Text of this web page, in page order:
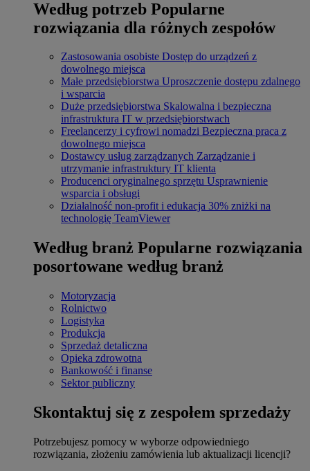
Według potrzeb Popularne
rozwiązania dla różnych zespołów
Zastosowania osobiste Dostęp do urządzeń z
dowolnego miejsca
Małe przedsiębiorstwa Uproszczenie dostępu zdalnego
i wsparcia
Duże przedsiębiorstwa Skalowalna i bezpieczna
infrastruktura IT w przedsiębiorstwach
Freelancerzy i cyfrowi nomadzi Bezpieczna praca z
dowolnego miejsca
Dostawcy usług zarządzanych Zarządzanie i
utrzymanie infrastruktury IT klienta
Producenci oryginalnego sprzętu Usprawnienie
wsparcia i obsługi
Działalność non-profit i edukacja 30% zniżki na
technologię TeamViewer
Według branż Popularne rozwiązania
posortowane według branż
Motoryzacja
Rolnictwo
Logistyka
Produkcja
Sprzedaż detaliczna
Opieka zdrowotna
Bankowość i finanse
Sektor publiczny
Skontaktuj się z zespołem sprzedaży
Potrzebujesz pomocy w wyborze odpowiedniego
rozwiązania, złożeniu zamówienia lub aktualizacji licencji?